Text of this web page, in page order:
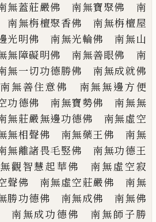
無蓋莊嚴佛 南無寶聚佛 南
南無栴檀聚香佛 南無栴檀屋
光明佛 南無光輪佛 南無山
無障礙明佛 南無善眼佛 南
一切功德勝佛 南無成就佛
無善住意佛 南無無邊方便
功德佛 南無寶勢佛 南無無
無莊嚴無邊功德佛 南無虛空
無相聲佛 南無藥王佛 南無
無離諸畏毛竪佛 南無功德王
觀智慧起華佛
南無虛空寂
聲佛 南無虛空莊嚴佛 南無
勝功德佛 南無成佛 南無佛
南無成功德佛 南無師子勝